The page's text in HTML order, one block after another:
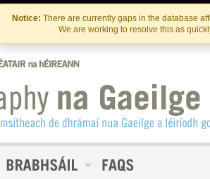
Skip
to
the
content
Skip
to
content
Notice: There are currently gaps in the database
We are working to resolve this as
Teagmháil Linn